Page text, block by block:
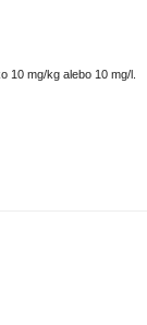
mg/kg alebo 10 mg/l.